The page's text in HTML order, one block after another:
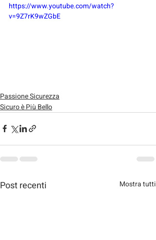
https://www.youtube.com/watch?
v=9Z7rK9wZGbE
Passione Sicurezza
Sicuro è Più Bello
Post recenti Mostra tutti